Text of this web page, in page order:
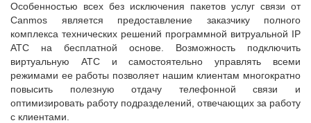
Особенностью всех без исключения пакетов услуг связи от
Canmos является предоставление заказчику полного
комплекса технических решений программной витруальной IP
АТС на бесплатной основе. Возможность подключить
виртуальную АТС и самостоятельно управлять всеми
режимами ее работы позволяет нашим клиентам многократно
повысить полезную отдачу телефонной связи и
оптимизировать работу подразделений, отвечающих за работу
с клиентами.